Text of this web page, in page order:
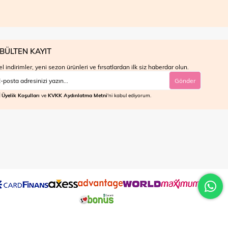
KAYIT
indirimler, yeni sezon ürünleri ve fırsatlardan ilk siz haberdar olun.
Gönder
Üyelik Koşulları ve KVKK Aydınlatma Metni'ni kabul ediyorum.